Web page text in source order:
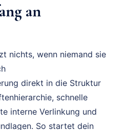
an
nichts, wenn niemand sie
direkt in die Struktur
schnelle
interne Verlinkung und
So startet dein